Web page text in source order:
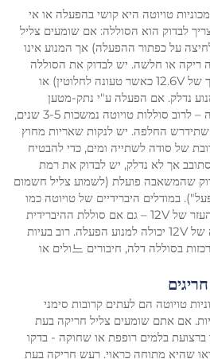
טויוטה היא קושי בהפעלה או אי
לבדוק הוא הסוללה: אם שומעים צליל
על כפתור ההפעלה) אך המנוע אינו
ריקה או חלשה. יש לבדוק את הסוללה
בעזרת מולטימטר (לצפות בערך של 12.6V כאשר טעונה לחלוטין) או
נדלק. אם הפעלה ע"י נתק-מטען
מצליחה, יש לבדוק את הסוללה – לרוב סוללות טויוטה נמשכות 3-5 שנים,
שתידרש החלפה. יש לנקות שאריות מחוץ
של סודה לשתייה ומים, כדי להבטיח
אך לא נדלק, יש לבדוק את רמת
שהמשאבה פועלת (לשמוע צליל חשמום
במודלים היברידיים של טויוטה כמו
הפריוס, יש לבדוק את סוללת העזר של 12V – גם אם סוללת ההיברידית
העיקרית תקינה, סוללה חלשה של 12V יכולה למנוע הפעלה. רוב בעיות
ההפעלה במכוניות טויוטה מתרכזות בסוללה דלה, חיבורים 느ולים או
טויוטה הם לעתים קרובות סימני
אם אתם שומעים צליל חריקה בעת
ברצועת בלמים רופפת או שחוקה - בדקו
שהיא מתוחה כראוי. רעש חריקה בעת